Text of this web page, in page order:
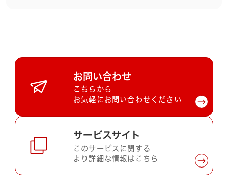
お問い合わせ
こちらから
お気軽にお問い合わせください
サービスサイト
このサービスに関する
より詳細な情報はこちら